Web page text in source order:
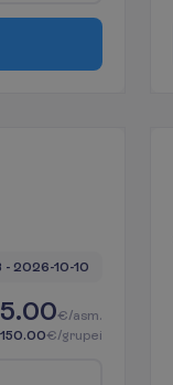
- 2026-10-10
€/asm.
€/grupei